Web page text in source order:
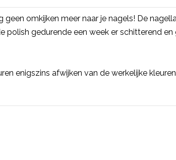
omkijken meer naar je nagels! De
gedurende een week er schitterend
enigszins afwijken van de werkelijke